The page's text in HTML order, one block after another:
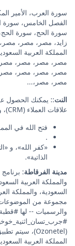
سورة العرب، الأمير
الفصل الخامس، سورة
سورة الحج، سورة
زايد، مصر، مصر،
المملكة العربية
مصر، مصر، مصر،
مصر، مصر، مصر،
مصر، مصر،...
النت:: يمكنك الحصول
علاقات العملاء (CRM)، وتطبيق نظام إدارة علاقات العملاء (IP):
فتح الله في
.
«كفر الله»، و
الذاتية».
مدينة الفرقاطة
والمملكة العربية
السعودية، والمملكة
مجموعة من الموضوعات
والرسميات -- لها
المملكة العربية